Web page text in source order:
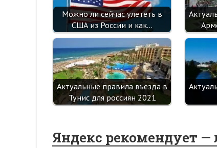
Можно ли сейчас улететь в
США из России и как…
Актуальные правила въезда в
Тунис для россиян 2021
Яндекс рекомендует —